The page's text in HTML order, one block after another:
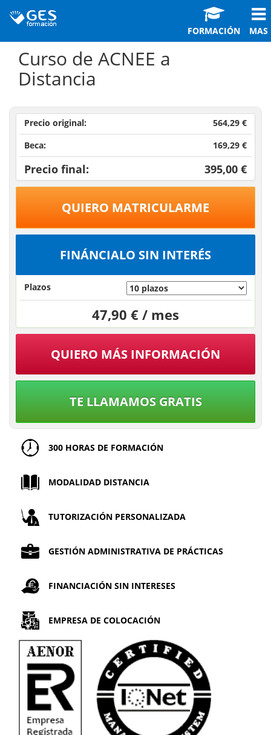
FORMACIÓN MAS
Curso de ACNEE a
Distancia
Precio original:
564,29 €
Beca:
169,29 €
Precio final: 395,00 €
QUIERO MATRICULARME
FINÁNCIALO SIN INTERÉS
Plazos
47,90 € / mes
QUIERO MÁS INFORMACIÓN
TE LLAMAMOS GRATIS
300 HORAS DE FORMACIÓN
MODALIDAD DISTANCIA
TUTORIZACIÓN PERSONALIZADA
GESTIÓN ADMINISTRATIVA DE PRÁCTICAS
FINANCIACIÓN SIN INTERESES
EMPRESA DE COLOCACIÓN